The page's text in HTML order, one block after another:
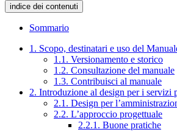
indice dei contenuti
Sommario
1. Scopo, destinatari e uso del
1.1. Versionamento e storico
1.2. Consultazione del manuale
1.3. Contribuisci al manuale
2. Introduzione al design per i servizi
2.1. Design per
2.2. L’approccio progettuale
2.2.1. Buone pratiche